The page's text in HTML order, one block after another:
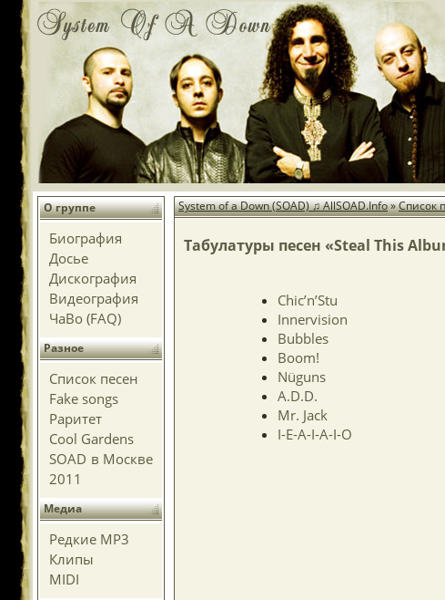
О группе
Биография
Досье
Дискография
Видеография
ЧаВо (FAQ)
Разное
Список песен
Fake songs
Раритет
Cool Gardens
SOAD в Москве
2011
Медиа
Редкие MP3
Клипы
MIDI
System of a Down (SOAD) ♫ AllSOAD.Info»Список
Табулатуры песен «Steal This
Chic’n’Stu
Innervision
Bubbles
Boom!
Nüguns
A.D.D.
Mr. Jack
I-E-A-I-A-I-O